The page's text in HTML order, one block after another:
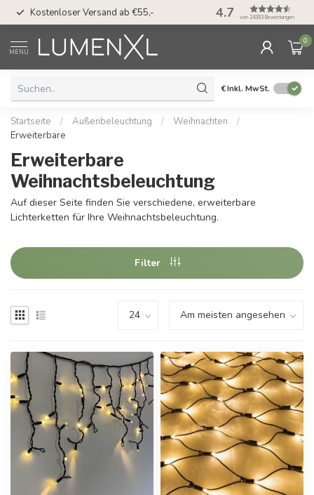
Kostenloser Versand ab €55,- 50 Tage
Möglichkeit
4.7 von 24393 Bewertungen
MENU
0
€Inkl. MwSt.
Startseite / Außenbeleuchtung / Weihnachten
/
Erweiterbare
Erweiterbare
Weihnachtsbeleuchtung
Auf dieser Seite finden Sie verschiedene, erweiterbare
Lichterketten für Ihre Weihnachtsbeleuchtung.
Filter